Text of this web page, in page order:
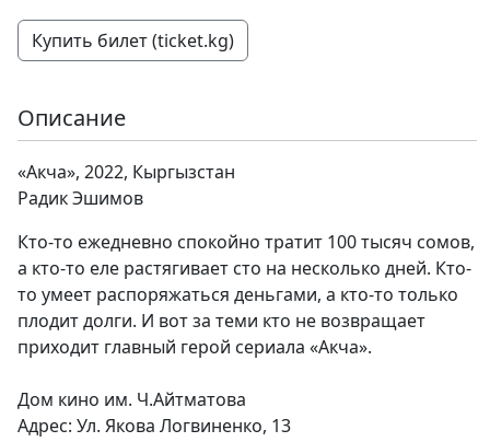
Купить билет (ticket.kg)
Описание
«Акча», 2022, Кыргызстан
Радик Эшимов
Кто-то ежедневно спокойно тратит 100 тысяч сомов,
а кто-то еле растягивает сто на несколько дней. Кто-
то умеет распоряжаться деньгами, а кто-то только
плодит долги. И вот за теми кто не возвращает
приходит главный герой сериала «Акча».
Дом кино им. Ч.Айтматова
Адрес: Ул. Якова Логвиненко, 13